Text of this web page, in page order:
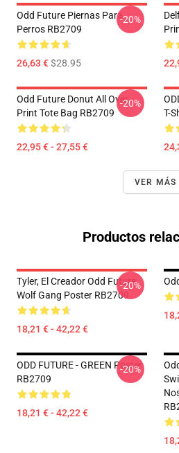
Odd Future Piernas Para
Perros RB2709
26,63 €$28.95
-20%
Odd Future Donut All Over
Print Tote Bag RB2709
22,95 € - 27,55 €
-20%
T-
VER MÁS
Productos
Tyler, El Creador Odd Future
Wolf Gang Poster RB2709
18,21 € - 42,22 €
-20%
ODD FUTURE - GREEN Poster
RB2709
18,21 € - 42,22 €
-20%